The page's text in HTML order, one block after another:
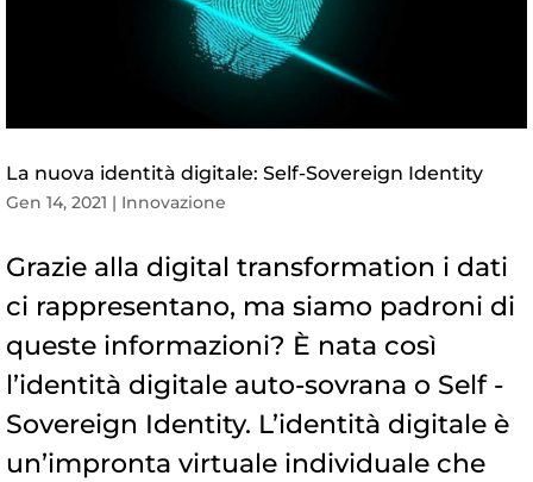
La nuova identità digitale: Self-Sovereign Identity
Gen 14, 2021 | Innovazione
Grazie alla digital transformation i dati
ci rappresentano, ma siamo padroni di
queste informazioni? È nata così
l’identità digitale auto-sovrana o Self -
Sovereign Identity. L’identità digitale è
un’impronta virtuale individuale che